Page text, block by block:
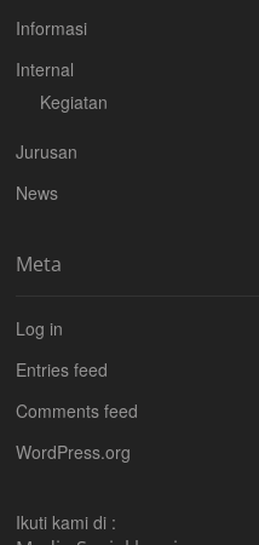
Informasi
Internal
Kegiatan
Jurusan
News
Meta
Log in
Entries feed
Comments feed
WordPress.org
Ikuti kami di :